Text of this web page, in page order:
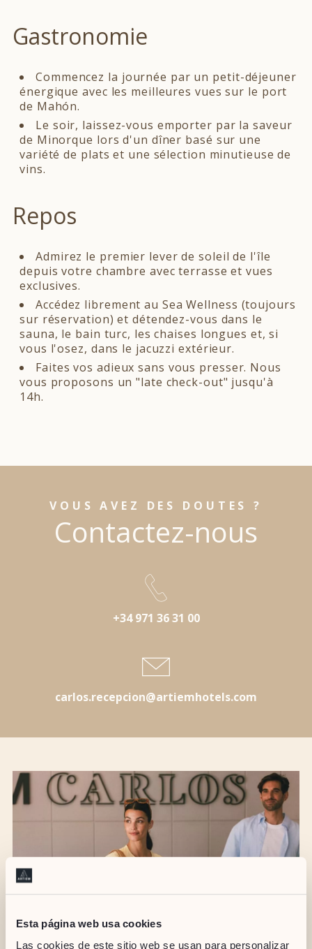
Esta página web usa cookies
Las cookies de este sitio web se usan para personalizar
Gastronomie
Commencez la journée par un petit-déjeuner
énergique avec les meilleures vues sur le port
de Mahón.
Le soir, laissez-vous emporter par la saveur
de Minorque lors d'un dîner basé sur une
variété de plats et une sélection minutieuse de
vins.
Repos
Admirez le premier lever de soleil de l'île
depuis votre chambre avec terrasse et vues
exclusives.
Accédez librement au Sea Wellness (toujours
sur réservation) et détendez-vous dans le
sauna, le bain turc, les chaises longues et, si
vous l'osez, dans le jacuzzi extérieur.
Faites vos adieux sans vous presser. Nous
vous proposons un "late check-out" jusqu'à
14h.
VOUS AVEZ DES DOUTES ?
Contactez-nous
+34 971 36 31 00
carlos.recepcion@artiemhotels.com